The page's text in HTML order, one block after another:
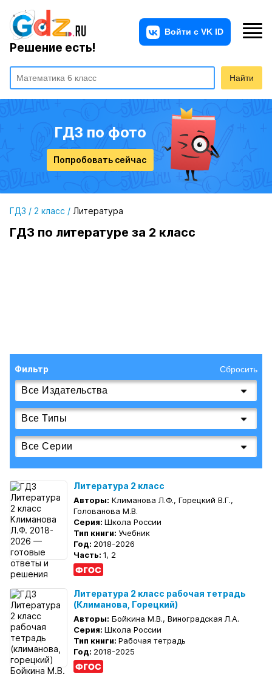
Решение есть!
Найти
ГДЗ по фото
Попробовать сейчас
ГДЗ / 2 класс / Литература
ГДЗ по литературе за 2 класс
Фильтр Сбросить
Литература 2 класс
Авторы: Климанова Л.Ф., Горецкий В.Г.,
Голованова М.В.
Серия: Школа России
Тип книги: Учебник
Год: 2018-2026
Часть: 1, 2
Литература 2 класс рабочая тетрадь
(Климанова, Горецкий)
Авторы: Бойкина М.В., Виноградская Л.А.
Серия: Школа России
Тип книги: Рабочая тетрадь
Год: 2018-2025